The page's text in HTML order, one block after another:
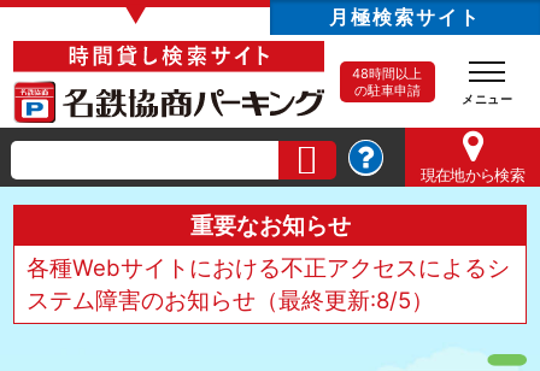
▼ 月極検索サイト
48時間以上
の駐車申請
現在地から検索
重要なお知らせ
各種Webサイトにおける不正アクセスによるシ
ステム障害のお知らせ（最終更新:8/5）